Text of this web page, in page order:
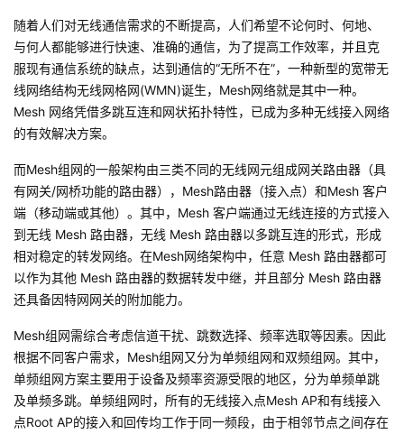
随着人们对无线通信需求的不断提高，人们希望不论何时、何地、
与何人都能够进行快速、准确的通信，为了提高工作效率，并且克
服现有通信系统的缺点，达到通信的“无所不在”，一种新型的宽带无
线网络结构无线网格网(WMN)诞生，Mesh网络就是其中一种。
Mesh 网络凭借多跳互连和网状拓扑特性，已成为多种无线接入网络
的有效解决方案。
而Mesh组网的一般架构由三类不同的无线网元组成网关路由器（具
有网关/网桥功能的路由器），Mesh路由器（接入点）和Mesh 客户
端（移动端或其他）。其中，Mesh 客户端通过无线连接的方式接入
到无线 Mesh 路由器，无线 Mesh 路由器以多跳互连的形式，形成
相对稳定的转发网络。在Mesh网络架构中，任意 Mesh 路由器都可
以作为其他 Mesh 路由器的数据转发中继，并且部分 Mesh 路由器
还具备因特网网关的附加能力。
Mesh组网需综合考虑信道干扰、跳数选择、频率选取等因素。因此
根据不同客户需求，Mesh组网又分为单频组网和双频组网。其中，
单频组网方案主要用于设备及频率资源受限的地区，分为单频单跳
及单频多跳。单频组网时，所有的无线接入点Mesh AP和有线接入
点Root AP的接入和回传均工作于同一频段，由于相邻节点之间存在